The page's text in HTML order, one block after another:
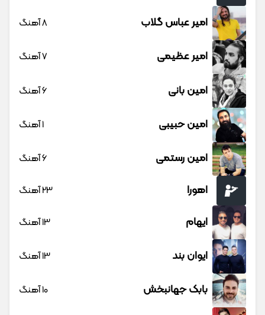
امیر عباس گلاب 8 آهنگ
امیر عظیمی 7 آهنگ
امین بانی 6 آهنگ
امین حبیبی 1 آهنگ
امین رستمی 6 آهنگ
اهورا 23 آهنگ
ایهام 13 آهنگ
ایوان بند 13 آهنگ
بابک جهانبخش 10 آهنگ